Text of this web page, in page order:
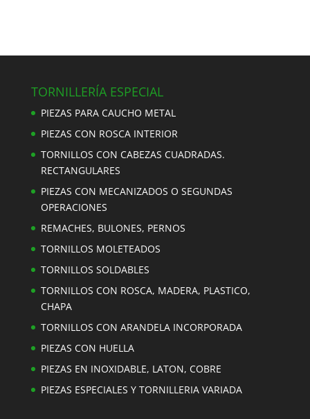
TORNILLERÍA ESPECIAL
PIEZAS PARA CAUCHO METAL
PIEZAS CON ROSCA INTERIOR
TORNILLOS CON CABEZAS CUADRADAS.
RECTANGULARES
PIEZAS CON MECANIZADOS O SEGUNDAS
OPERACIONES
REMACHES, BULONES, PERNOS
TORNILLOS MOLETEADOS
TORNILLOS SOLDABLES
TORNILLOS CON ROSCA, MADERA, PLASTICO,
CHAPA
TORNILLOS CON ARANDELA INCORPORADA
PIEZAS CON HUELLA
PIEZAS EN INOXIDABLE, LATON, COBRE
PIEZAS ESPECIALES Y TORNILLERIA VARIADA